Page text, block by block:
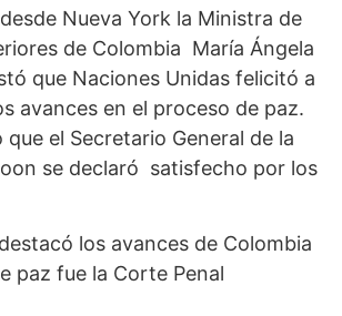
Nueva York la Ministra de
de Colombia María Ángela
que Naciones Unidas felicitó a
avances en el proceso de paz.
que el Secretario General de la
se declaró satisfecho por los
los avances de Colombia
paz fue la Corte Penal